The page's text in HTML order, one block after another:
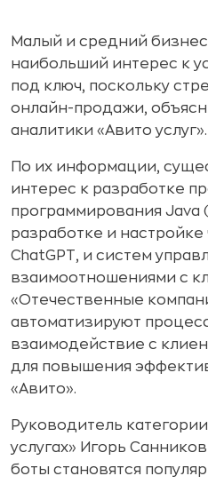
Малый и средний бизнес
наибольший интерес к
под ключ, поскольку
онлайн-продажи,
аналитики «Авито услуг».
По их информации,
интерес к разработке
программирования Java
разработке и настройке
ChatGPT, и систем
взаимоотношениями с
«Отечественные
автоматизируют
взаимодействие с
для повышения
«Авито».
Руководитель
услугах» Игорь Санников
боты становятся